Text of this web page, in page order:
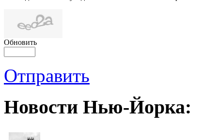
Обновить
Отправить
Новости Нью-Йорка: